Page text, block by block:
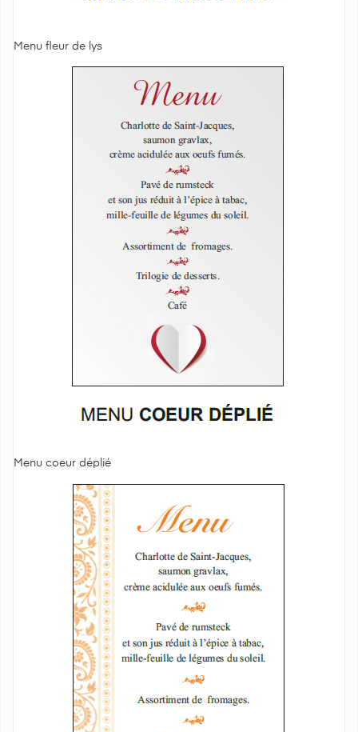
Menu fleur de lys
Menu coeur déplié